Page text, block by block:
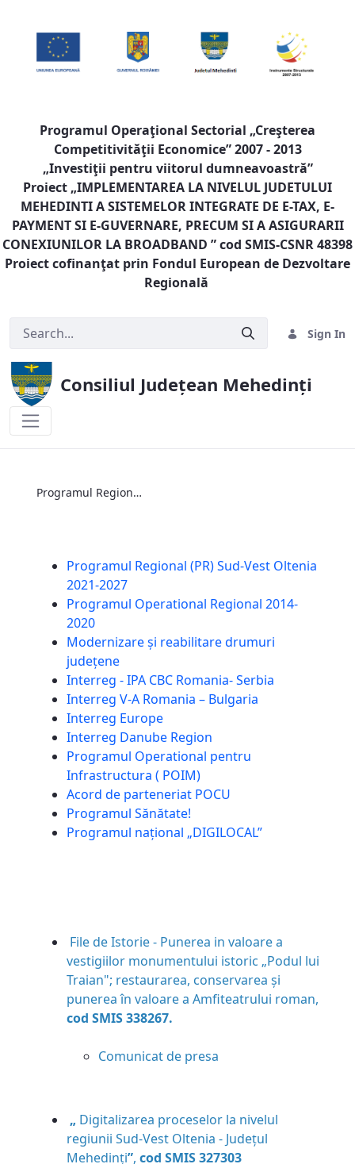
Programul Operaţional Sectorial „Creşterea
Competitivităţii Economice” 2007 - 2013
„Investiţii pentru viitorul dumneavoastră”
Proiect „IMPLEMENTAREA LA NIVELUL JUDETULUI
MEHEDINTI A SISTEMELOR INTEGRATE DE E-TAX, E-
PAYMENT SI E-GUVERNARE, PRECUM SI A ASIGURARII
CONEXIUNILOR LA BROADBAND ” cod SMIS-CSNR 48398
Proiect cofinanţat prin Fondul European de Dezvoltare
Regională
Sign In
Consiliul Județean Mehedinți
Programul Regional (PR) Sud-Vest Oltenia 2021-2027
Programul Regional (PR) Sud-Vest Oltenia
2021-2027
Programul Operational Regional 2014-
2020
Modernizare și reabilitare drumuri
județene
Interreg - IPA CBC Romania- Serbia
Interreg V-A Romania – Bulgaria
Interreg Europe
Interreg Danube Region
Programul Operational pentru
Infrastructura ( POIM)
Acord de parteneriat POCU
Programul Sănătate!
Programul național „DIGILOCAL”
File de Istorie - Punerea in valoare a
vestigiilor monumentului istoric „Podul lui
Traian"; restaurarea, conservarea și
punerea în valoare a Amfiteatrului roman,
cod SMIS 338267.
Comunicat de presa
„ Digitalizarea proceselor la nivelul
regiunii Sud-Vest Oltenia - Județul
Mehedinți”, cod SMIS 327303